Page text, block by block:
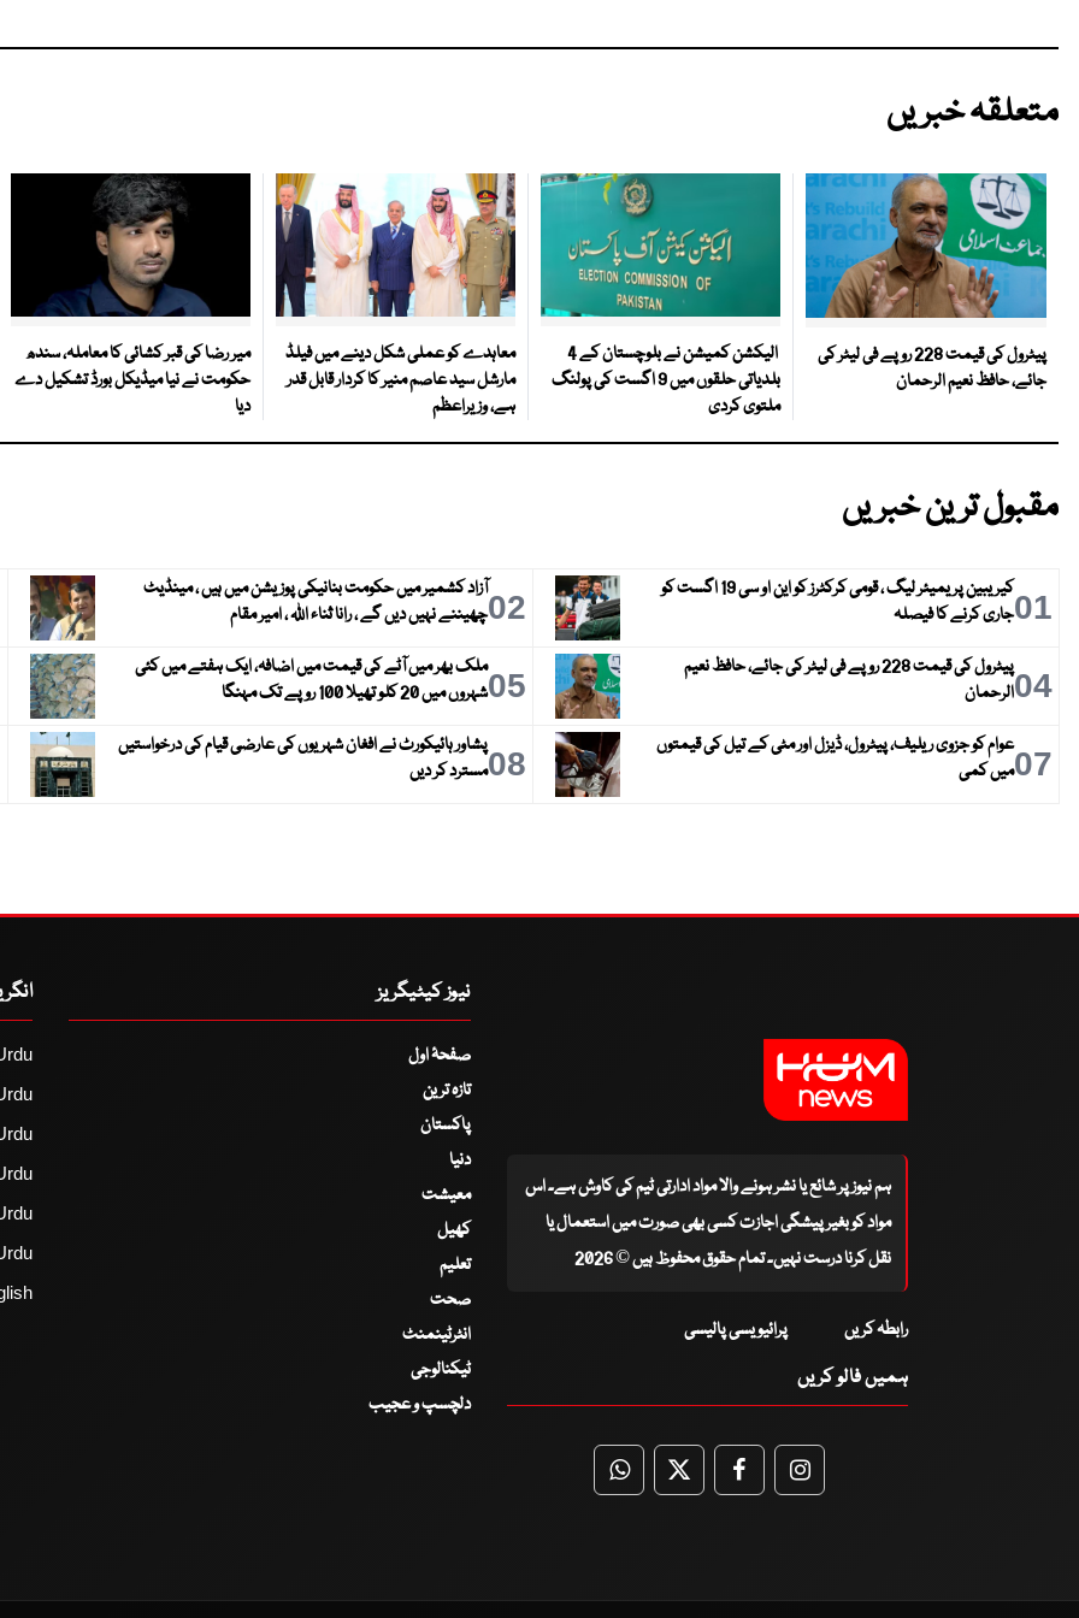
متعلقہ خبریں
پیٹرول کی قیمت 228 روپے فی لیٹر کی
جائے، حافظ نعیم الرحمان
الیکشن کمیشن نے بلوچستان کے 4
بلدیاتی حلقوں میں 9 اگست کی پولنگ
ملتوی کردی
معاہدے کو عملی شکل دینے میں فیلڈ
مارشل سید عاصم منیر کا کردار قابل قدر
ہے، وزیراعظم
میر رضا کی قبر کشائی کا معاملہ، سندھ
حکومت نے نیا میڈیکل بورڈ تشکیل دے
دیا
مقبول ترین خبریں
01
کیریبین پریمیئر لیگ ، قومی کرکٹرز کو این او سی 19 اگست کو
جاری کرنے کا فیصلہ
02آزاد کشمیر میں حکومت بنانیکی پوزیشن میں ہیں ، مینڈیٹ
چھیننے نہیں دیں گے ، رانا ثناء اللہ ، امیر مقام
04
پیٹرول کی قیمت 228 روپے فی لیٹر کی جائے، حافظ نعیم
الرحمان
05ملک بھر میں آٹے کی قیمت میں اضافہ، ایک ہفتے میں کئی
شہروں میں 20 کلو تھیلا 100 روپے تک مہنگا
07عوام کو جزوی ریلیف، پیٹرول، ڈیزل اور مٹی کے تیل کی قیمتوں
میں کمی
08پشاور ہائیکورٹ نے افغان شہریوں کی عارضی قیام کی درخواستیں
مسترد کر دیں
ہم نیوز پر شائع یا نشر ہونے والا مواد ادارتی ٹیم کی کاوش ہے۔ اس
مواد کو بغیر پیشگی اجازت کسی بھی صورت میں استعمال یا
نقل کرنا درست نہیں۔ تمام حقوق محفوظ ہیں © 2026
رابطہ کریں پرائیویسی پالیسی
ہمیں فالو کریں
WhatsApp
TwitterFacebookFacebook
نیوز کیٹیگریز
صفحۂ اول
تازہ ترین
پاکستان
دنیا
معیشت
کھیل
تعلیم
صحت
انٹرٹینمنٹ
ٹیکنالوجی
دلچسپ و عجیب